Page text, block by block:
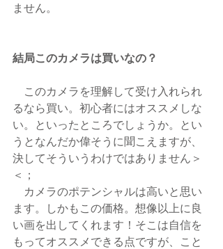
ません。
結局このカメラは買いなの？
このカメラを理解して受け入れられ
るなら買い。初心者にはオススメしな
い。といったところでしょうか。とい
うとなんだか偉そうに聞こえますが、
決してそういうわけではありません＞
＜；
カメラのポテンシャルは高いと思い
ます。しかもこの価格。想像以上に良
い画を出してくれます！そこは自信を
もってオススメできる点ですが、こと